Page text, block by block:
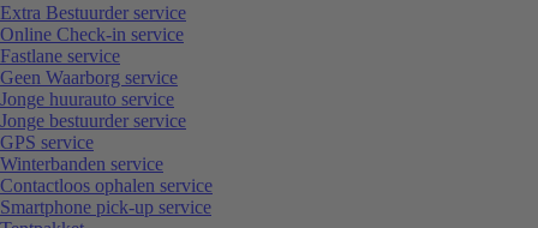
Extra Bestuurder service
Online Check-in service
Fastlane service
Geen Waarborg service
Jonge huurauto service
Jonge bestuurder service
GPS service
Winterbanden service
Contactloos ophalen service
Smartphone pick-up service